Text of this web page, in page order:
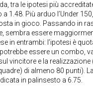
tra le ipotesi più
a 1.48. Più arduo l’Under
in gioco. Passando in
sembra essere
in entrambi: l’ipotesi è
essere un combo,
vincitore e la realizzazione
di almeno 80 punti).
in palinsesto a 6.75.